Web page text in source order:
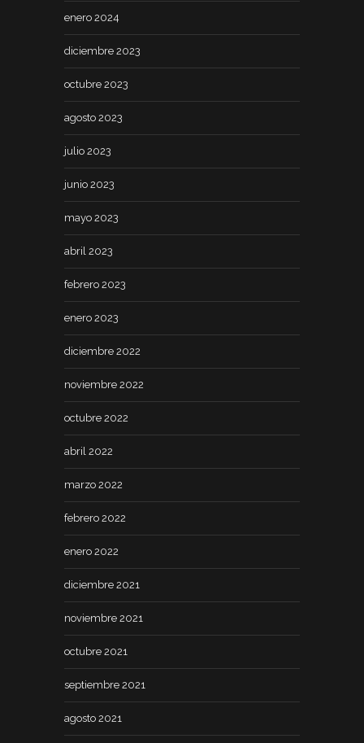
enero 2024
diciembre 2023
octubre 2023
agosto 2023
julio 2023
junio 2023
mayo 2023
abril 2023
febrero 2023
enero 2023
diciembre 2022
noviembre 2022
octubre 2022
abril 2022
marzo 2022
febrero 2022
enero 2022
diciembre 2021
noviembre 2021
octubre 2021
septiembre 2021
agosto 2021